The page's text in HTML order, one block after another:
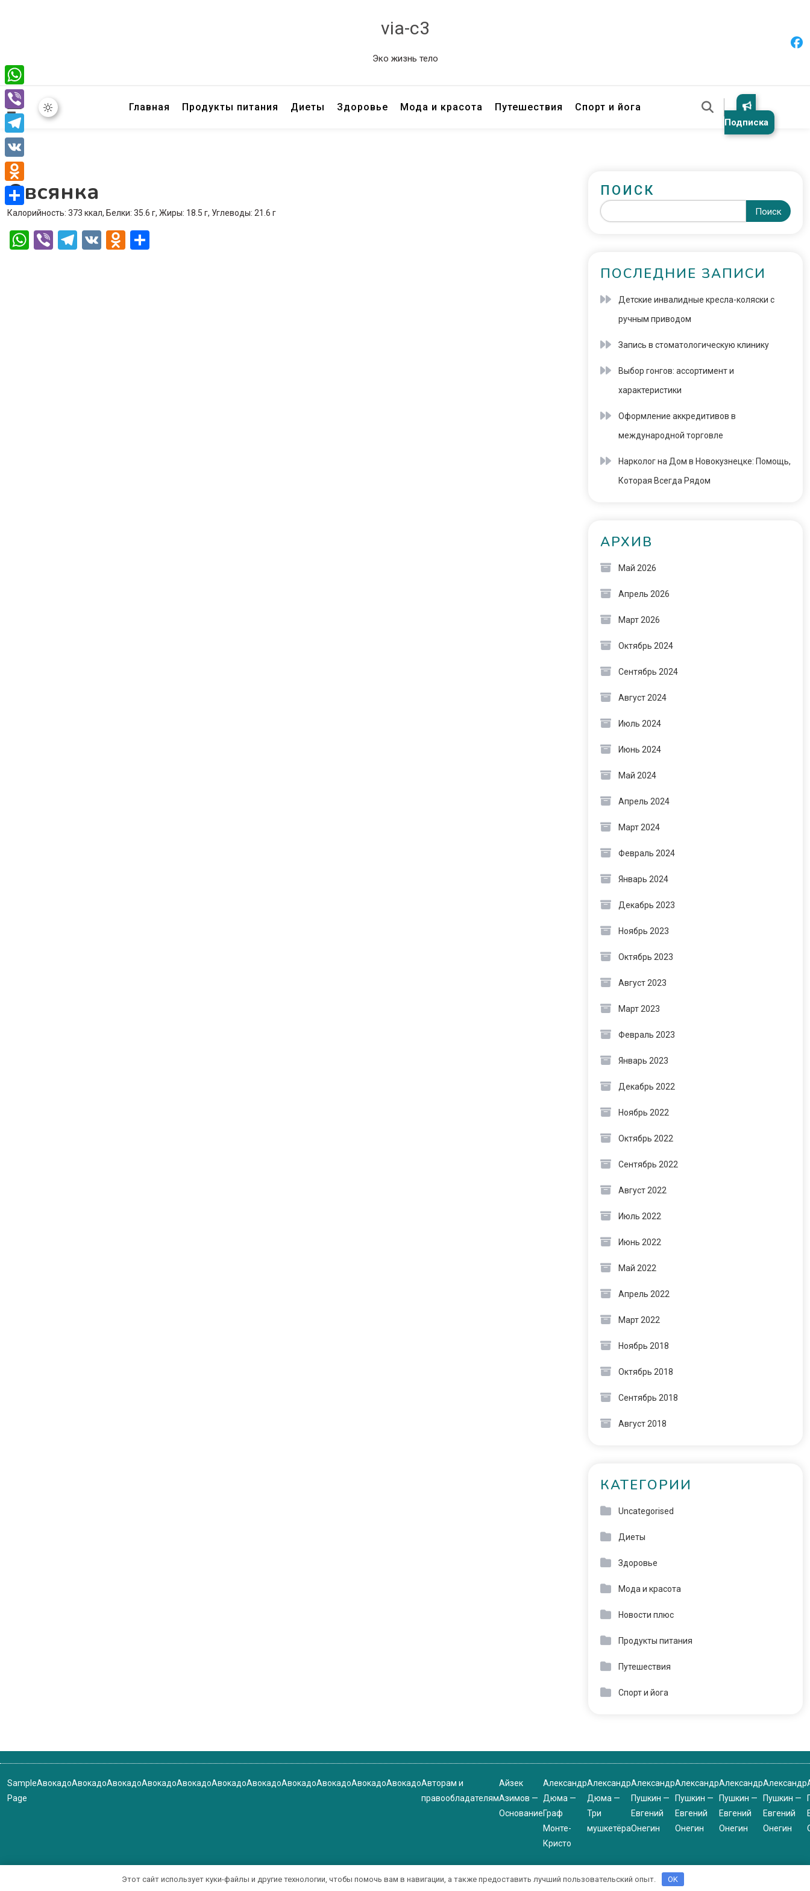
via-c3
Эко жизнь тело
Главная Продукты питания Диеты Здоровье Мода и красота Путешествия Спорт и йога
Подписка
Овсянка
Калорийность: 373 ккал, Белки: 35.6 г, Жиры: 18.5 г, Углеводы: 21.6 г
WhatsApp
ViberTelegram
VK Odnoklassniki
ПОИСК
Поиск
ПОСЛЕДНИЕ ЗАПИСИ
Детские инвалидные кресла-коляски с
ручным приводом
Запись в стоматологическую клинику
Выбор гонгов: ассортимент и
характеристики
Оформление аккредитивов в
международной торговле
Нарколог на Дом в Новокузнецке: Помощь,
Которая Всегда Рядом
АРХИВ
Май 2026
Апрель 2026
Март 2026
Октябрь 2024
Сентябрь 2024
Август 2024
Июль 2024
Июнь 2024
Май 2024
Апрель 2024
Март 2024
Февраль 2024
Январь 2024
Декабрь 2023
Ноябрь 2023
Октябрь 2023
Август 2023
Март 2023
Февраль 2023
Январь 2023
Декабрь 2022
Ноябрь 2022
Октябрь 2022
Сентябрь 2022
Август 2022
Июль 2022
Июнь 2022
Май 2022
Апрель 2022
Март 2022
Ноябрь 2018
Октябрь 2018
Сентябрь 2018
Август 2018
КАТЕГОРИИ
Uncategorised
Диеты
Здоровье
Мода и красота
Новости плюс
Продукты питания
Путешествия
Спорт и йога
Sample
Page
АвокадоАвокадоАвокадоАвокадоАвокадоАвокадоАвокадоАвокадоАвокадоАвокадоАвокадоАвторам и
правообладателям
Айзек
Азимов —
Основание
Александр
Дюма —
Граф
Монте-
Кристо
Александр
Дюма —
Три
мушкетёра
Александр
Пушкин —
Евгений
Онегин
Александр
Пушкин —
Евгений
Онегин
Александр
Пушкин —
Евгений
Онегин
Александр
Пушкин —
Евгений
Онегин
WhatsApp
Viber
Telegram
VK
Odnoklassniki
Отправить
Этот сайт использует куки-файлы и другие технологии, чтобы помочь вам в навигации, а также предоставить лучший пользовательский опыт. OK